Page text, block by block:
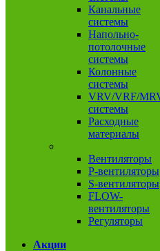
Канальные
системы
Напольно-
потолочные
системы
Колонные
системы
VRV/VRF/
системы
Расходные
материалы
Вентиляторы
P-вентиляторы
S-вентиляторы
FLOW-
вентиляторы
Регуляторы
Акции